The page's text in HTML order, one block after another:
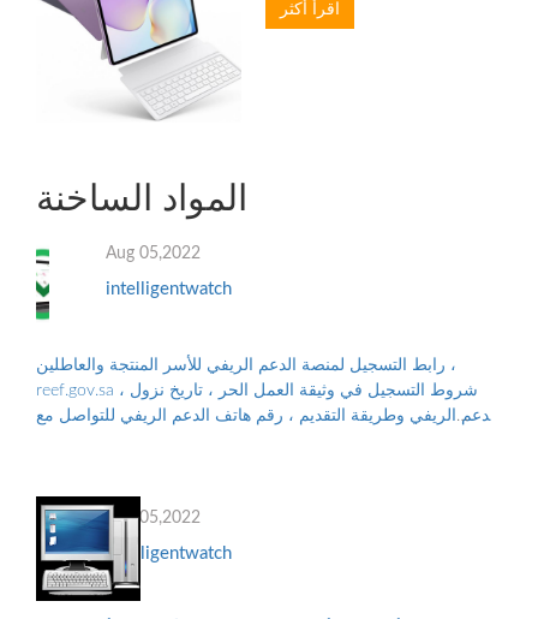
اقرأ أكثر
المواد الساخنة
Aug 05,2022
intelligentwatch
رابط التسجيل لمنصة الدعم الريفي للأسر المنتجة والعاطلين ،
reef.gov.sa ، شروط التسجيل في وثيقة العمل الحر ، تاريخ نزول
الدعم الريفي وطريقة التقديم ، رقم هاتف الدعم الريفي للتواصل مع
Aug 05,2022
intelligentwatch